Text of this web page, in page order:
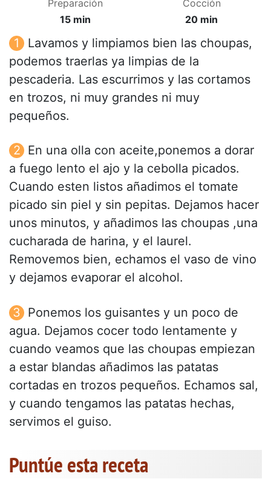
Preparación
15 min
Cocción
20 min
Lavamos y limpiamos bien las choupas,
podemos traerlas ya limpias de la
pescaderia. Las escurrimos y las cortamos
en trozos, ni muy grandes ni muy
pequeños.
En una olla con aceite,ponemos a dorar
a fuego lento el ajo y la cebolla picados.
Cuando esten listos añadimos el tomate
picado sin piel y sin pepitas. Dejamos hacer
unos minutos, y añadimos las choupas ,una
cucharada de harina, y el laurel.
Removemos bien, echamos el vaso de vino
y dejamos evaporar el alcohol.
Ponemos los guisantes y un poco de
agua. Dejamos cocer todo lentamente y
cuando veamos que las choupas empiezan
a estar blandas añadimos las patatas
cortadas en trozos pequeños. Echamos sal,
y cuando tengamos las patatas hechas,
servimos el guiso.
Puntúe esta receta